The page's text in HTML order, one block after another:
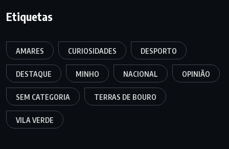
Etiquetas
AMARES CURIOSIDADES DESPORTO
DESTAQUE MINHO NACIONAL OPINIÃO
SEM CATEGORIA TERRAS DE BOURO
VILA VERDE